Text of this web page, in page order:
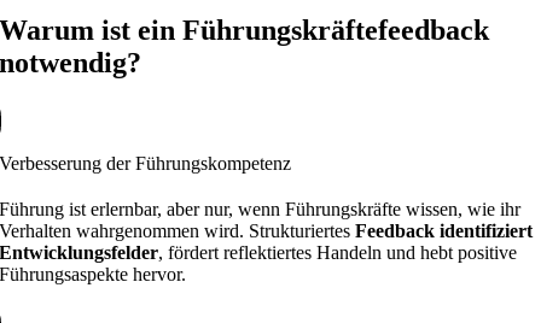
Warum ist ein Führungskräftefeedback
notwendig?
Verbesserung der Führungskompetenz
Führung ist erlernbar, aber nur, wenn Führungskräfte wissen, wie ihr
Verhalten wahrgenommen wird. StrukturiertesFeedback identifiziert
Entwicklungsfelder, fördert reflektiertes Handeln und hebt positive
Führungsaspekte hervor.